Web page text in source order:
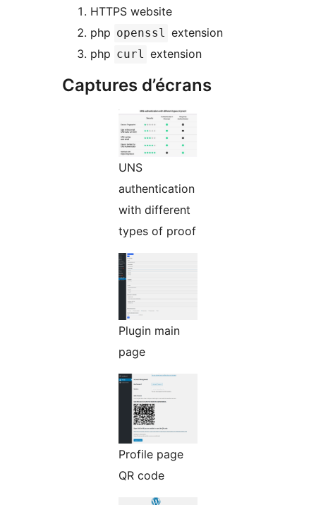
HTTPS website
php openssl extension
php curl extension
Captures d’écrans
UNS
authentication
with different
types of proof
Plugin main
page
Profile page
QR code